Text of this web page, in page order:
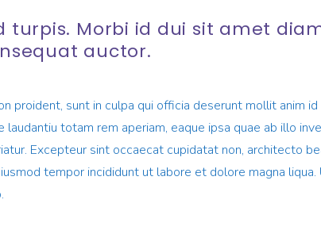
turpis. Morbi id dui sit amet
auctor.
proident, sunt in culpa qui officia deserunt mollit anim
totam rem aperiam, eaque ipsa quae ab illo
Excepteur sint occaecat cupidatat non, architecto
tempor incididunt ut labore et dolore magna